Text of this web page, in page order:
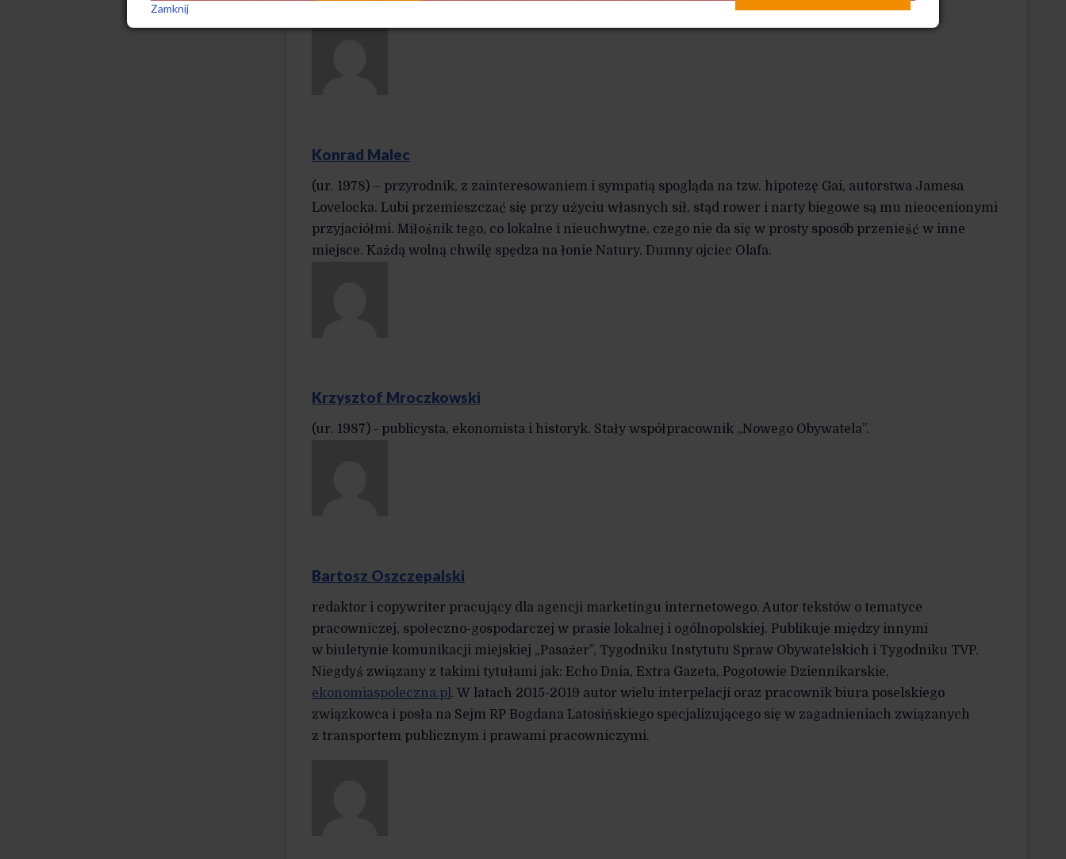
Konrad Malec
(ur. 1978) – przyrodnik, z zainteresowaniem i sympatią spogląda na tzw. hipotezę Gai, autorstwa Jamesa
Lovelocka. Lubi przemieszczać się przy użyciu własnych sił, stąd rower i narty biegowe są mu nieocenionymi
przyjaciółmi. Miłośnik tego, co lokalne i nieuchwytne, czego nie da się w prosty sposób przenieść w inne
miejsce. Każdą wolną chwilę spędza na łonie Natury. Dumny ojciec Olafa.
Krzysztof Mroczkowski
(ur. 1987) - publicysta, ekonomista i historyk. Stały współpracownik „Nowego Obywatela”.
Bartosz Oszczepalski
redaktor i copywriter pracujący dla agencji marketingu internetowego. Autor tekstów o tematyce
pracowniczej, społeczno-gospodarczej w prasie lokalnej i ogólnopolskiej. Publikuje między innymi
w biuletynie komunikacji miejskiej „Pasażer”, Tygodniku Instytutu Spraw Obywatelskich i Tygodniku TVP.
Niegdyś związany z takimi tytułami jak: Echo Dnia, Extra Gazeta, Pogotowie Dziennikarskie,
ekonomiaspoleczna.pl. W latach 2015-2019 autor wielu interpelacji oraz pracownik biura poselskiego
związkowca i posła na Sejm RP Bogdana Latosińskiego specjalizującego się w zagadnieniach związanych
z transportem publicznym i prawami pracowniczymi.
Zamknij